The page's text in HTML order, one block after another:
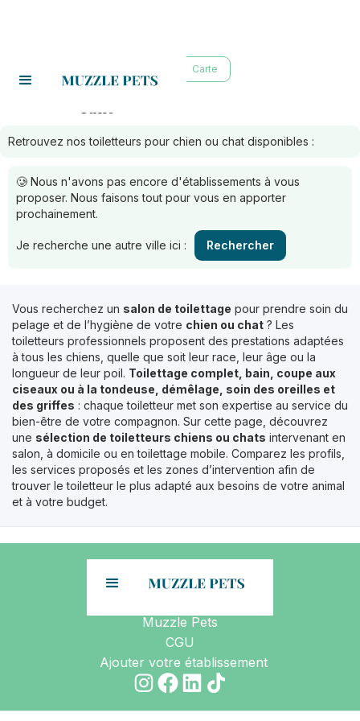
Carte
Tulle
Retrouvez nos toiletteurs pour chien ou chat disponibles :
🥲 Nous n'avons pas encore d'établissements à vous
proposer. Nous faisons tout pour vous en apporter
prochainement.
Je recherche une autre ville ici : Rechercher
Vous recherchez un salon de toilettage pour prendre soin du
pelage et de l’hygiène de votre chien ou chat ? Les
toiletteurs professionnels proposent des prestations adaptées
à tous les chiens, quelle que soit leur race, leur âge ou la
longueur de leur poil. Toilettage complet, bain, coupe aux
ciseaux ou à la tondeuse, démêlage, soin des oreilles et
des griffes : chaque toiletteur met son expertise au service du
bien-être de votre compagnon. Sur cette page, découvrez
une sélection de toiletteurs chiens ou chats intervenant en
salon, à domicile ou en toilettage mobile. Comparez les profils,
les services proposés et les zones d’intervention afin de
trouver le toiletteur le plus adapté aux besoins de votre animal
et à votre budget.
Muzzle Pets
CGU
Ajouter votre établissement